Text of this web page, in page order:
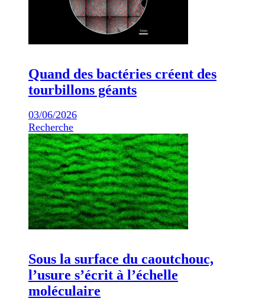
Quand des bactéries créent des
tourbillons géants
03/06/2026
Recherche
Sous la surface du caoutchouc,
l’usure s’écrit à l’échelle
moléculaire